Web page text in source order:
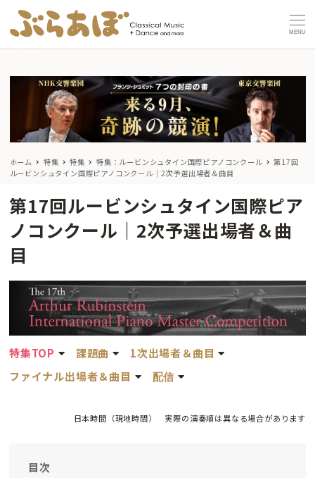
MENU
ホーム 特集 特集 特集：ルービンシュタイン国際ピアノコンクール
第17回
ルービンシュタイン国際ピアノコンクール｜2次予選出場者＆曲目
第17回ルービンシュタイン国際ピア
ノコンクール｜2次予選出場者＆曲
目
特集TOP 課題曲
1次出場者＆曲目
ファイナル出場者＆曲目
配信
日本時間（現地時間） 実際の演奏順は異なる場合があります
目次